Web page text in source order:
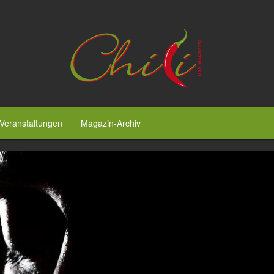
Veranstaltungen Magazin-Archiv